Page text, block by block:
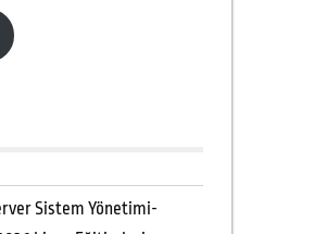
Sistem Yönetimi-